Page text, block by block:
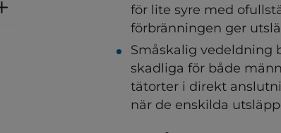
Undersidor för Vatten
för lite syre med
förbränningen ger
Småskalig vedeldning
skadliga för både
tätorter i direkt
när de enskilda